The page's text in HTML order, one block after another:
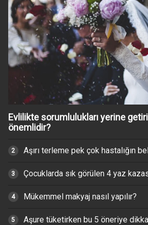
Evlilikte sorumlulukları yerine
önemlidir?
Aşırı terleme pek çok hastalığın
Çocuklarda sık görülen 4 yaz
Mükemmel makyaj nasıl yapılır?
Aşure tüketirken bu 5 öneriye